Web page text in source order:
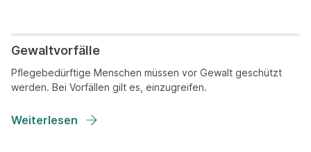
Gewaltvorfälle
Pflegebedürftige Menschen müssen vor Gewalt geschützt
werden. Bei Vorfällen gilt es, einzugreifen.
Weiterlesen